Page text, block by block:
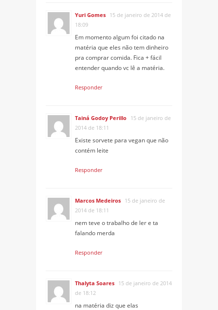
Yuri Gomes 15 de janeiro de 2014 de
18:09
Em momento algum foi citado na
matéria que eles não tem dinheiro
pra comprar comida. Fica + fácil
entender quando vc lê a matéria.
Responder
Tainá Godoy Perillo 15 de janeiro de
2014 de 18:11
Existe sorvete para vegan que não
contém leite
Responder
Marcos Medeiros 15 de janeiro de
2014 de 18:11
nem teve o trabalho de ler e ta
falando merda
Responder
Thalyta Soares 15 de janeiro de 2014
de 18:12
na matéria diz que elas